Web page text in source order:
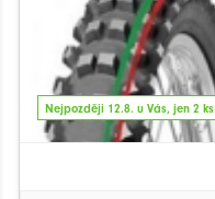
Nejpozději 12.8. u Vás, jen 2 ks